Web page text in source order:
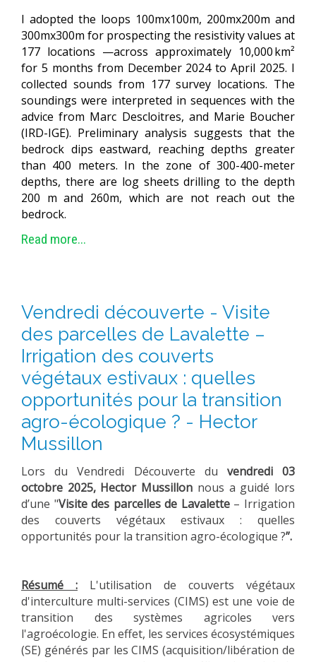
I adopted the loops 100mx100m, 200mx200m and
300mx300m for prospecting the resistivity values at
177 locations —across approximately 10,000 km²
for 5 months from December 2024 to April 2025. I
collected sounds from 177 survey locations. The
soundings were interpreted in sequences with the
advice from Marc Descloitres, and Marie Boucher
(IRD-IGE). Preliminary analysis suggests that the
bedrock dips eastward, reaching depths greater
than 400 meters. In the zone of 300-400-meter
depths, there are log sheets drilling to the depth
200 m and 260m, which are not reach out the
bedrock.
Read more...
Vendredi découverte - Visite
des parcelles de Lavalette –
Irrigation des couverts
végétaux estivaux : quelles
opportunités pour la transition
agro-écologique ? - Hector
Mussillon
Lors du Vendredi Découverte du vendredi03
octobre 2025, Hector Mussillon nous a guidé lors
d’une "Visite des parcelles de Lavalette– Irrigation
des couverts végétaux estivaux : quelles
opportunités pour la transition agro-écologique ?”.
Résumé : L'utilisation de couverts végétaux
d'interculture multi-services (CIMS) est une voie de
transition des systèmes agricoles vers
l'agroécologie. En effet, les services écosystémiques
(SE) générés par les CIMS (acquisition/libération de